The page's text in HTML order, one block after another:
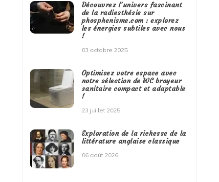
Découvrez l’univers fascinant
de la radiesthésie sur
phosphenisme.com : explorez
les énergies subtiles avec nous
!
03 octobre 2025
Optimisez votre espace avec
notre sélection de WC broyeur
sanitaire compact et adaptable
!
23 juillet 2025
Exploration de la richesse de la
littérature anglaise classique
06 août 2026